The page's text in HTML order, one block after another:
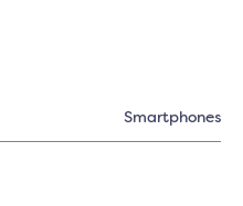
Smartphones